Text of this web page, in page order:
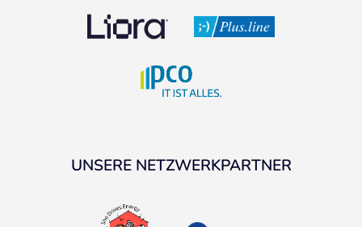
UNSERE NETZWERKPARTNER